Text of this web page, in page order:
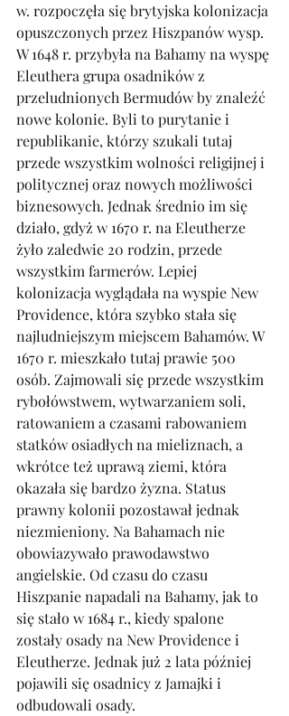
w. rozpoczęła się brytyjska kolonizacja
opuszczonych przez Hiszpanów wysp.
W 1648 r. przybyła na Bahamy na wyspę
Eleuthera grupa osadników z
przeludnionych Bermudów by znaleźć
nowe kolonie. Byli to purytanie i
republikanie, którzy szukali tutaj
przede wszystkim wolności religijnej i
politycznej oraz nowych możliwości
biznesowych. Jednak średnio im się
działo, gdyż w 1670 r. na Eleutherze
żyło zaledwie 20 rodzin, przede
wszystkim farmerów. Lepiej
kolonizacja wyglądała na wyspie New
Providence, która szybko stała się
najludniejszym miejscem Bahamów. W
1670 r. mieszkało tutaj prawie 500
osób. Zajmowali się przede wszystkim
rybołówstwem, wytwarzaniem soli,
ratowaniem a czasami rabowaniem
statków osiadłych na mieliznach, a
wkrótce też uprawą ziemi, która
okazała się bardzo żyzna. Status
prawny kolonii pozostawał jednak
niezmieniony. Na Bahamach nie
obowiazywało prawodawstwo
angielskie. Od czasu do czasu
Hiszpanie napadali na Bahamy, jak to
się stało w 1684 r., kiedy spalone
zostały osady na New Providence i
Eleutherze. Jednak już 2 lata później
pojawili się osadnicy z Jamajki i
odbudowali osady.